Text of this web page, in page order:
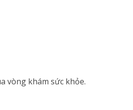
vòng khám sức khỏe.